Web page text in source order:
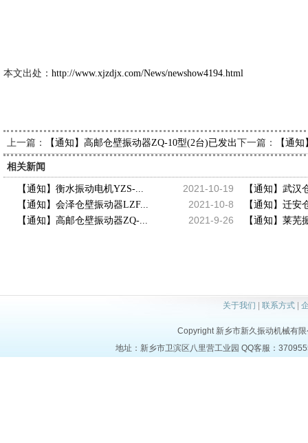
本文出处： http://www.xjzdjx.com/News/newshow4194.html
上一篇： 【通知】高邮仓壁振动器ZQ-10型(2台)已发出，请刘经理查收
下一篇： 【通
相关新闻
2021-10-19
【通知】衡水振动电机YZS-... 【通知】武汉
2021-10-8
【通知】会泽仓壁振动器LZF... 【通知】迁安
2021-9-26
【通知】高邮仓壁振动器ZQ-... 【通知】莱芜
关于我们 | 联系方式|
Copyright 新乡市新久振动机械有
地址：新乡市卫滨区八里营工业园 QQ客服：